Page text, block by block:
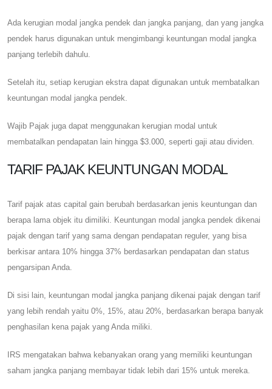
Ada kerugian modal jangka pendek dan jangka panjang, dan yang jangka
pendek harus digunakan untuk mengimbangi keuntungan modal jangka
panjang terlebih dahulu.
Setelah itu, setiap kerugian ekstra dapat digunakan untuk membatalkan
keuntungan modal jangka pendek.
Wajib Pajak juga dapat menggunakan kerugian modal untuk
membatalkan pendapatan lain hingga $3.000, seperti gaji atau dividen.
TARIF PAJAK KEUNTUNGAN MODAL
Tarif pajak atas capital gain berubah berdasarkan jenis keuntungan dan
berapa lama objek itu dimiliki. Keuntungan modal jangka pendek dikenai
pajak dengan tarif yang sama dengan pendapatan reguler, yang bisa
berkisar antara 10% hingga 37% berdasarkan pendapatan dan status
pengarsipan Anda.
Di sisi lain, keuntungan modal jangka panjang dikenai pajak dengan tarif
yang lebih rendah yaitu 0%, 15%, atau 20%, berdasarkan berapa banyak
penghasilan kena pajak yang Anda miliki.
IRS mengatakan bahwa kebanyakan orang yang memiliki keuntungan
saham jangka panjang membayar tidak lebih dari 15% untuk mereka.